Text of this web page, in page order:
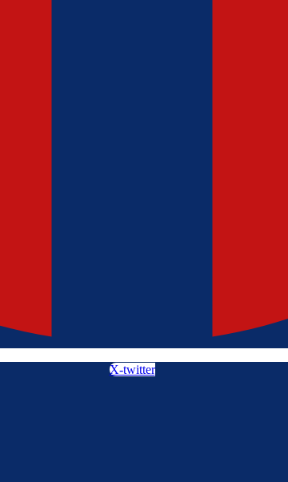
X-twitter